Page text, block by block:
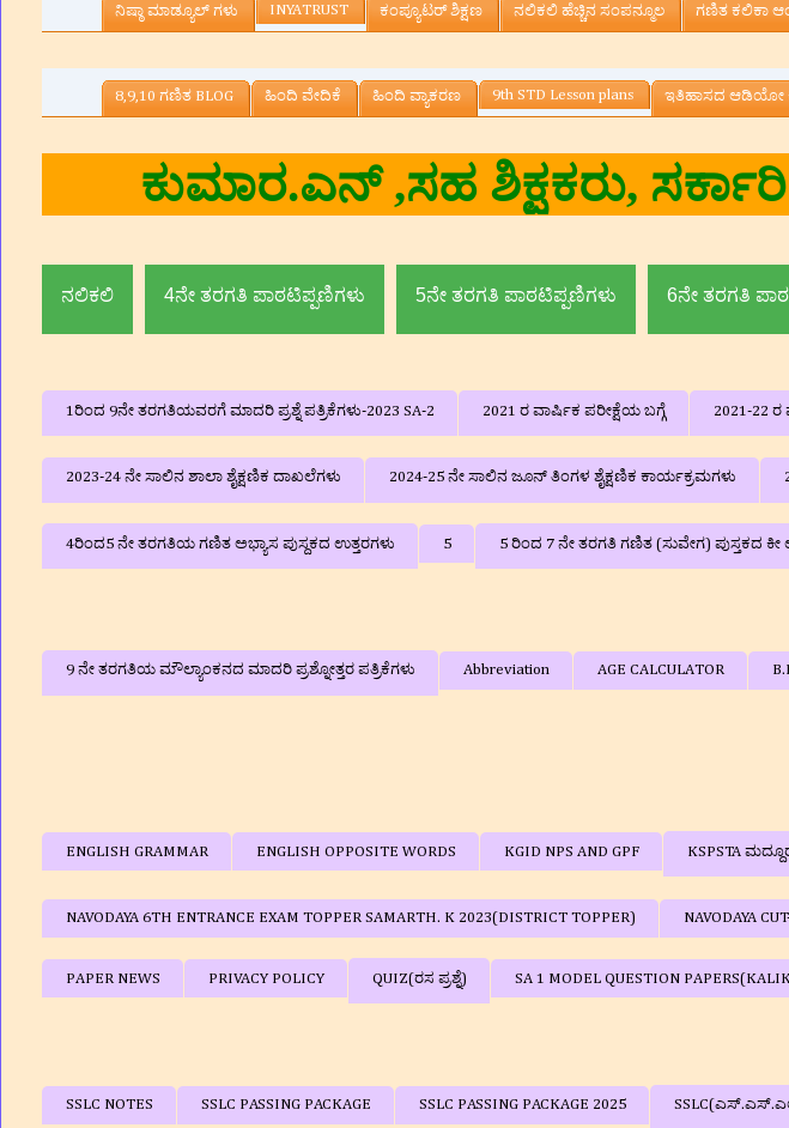
ನಿಷ್ಠಾ ಮಾಡ್ಯೂಲ್ ಗಳು INYATRUST ಕಂಪ್ಯೂಟರ್‌ ಶಿಕ್ಷಣ ನಲಿಕಲಿ ಹೆಚ್ಚಿನ ಸಂಪನ್ಮೂಲ ಗಣಿತ ಕಲಿಕಾ
8,9,10 ಗಣಿತ BLOG ಹಿಂದಿ ವೇದಿಕೆ ಹಿಂದಿ ವ್ಯಾಕರಣ 9th STD Lesson plans ಇತಿಹಾಸದ ಆಡಿಯೋ
ನಲಿಕಲಿ 4ನೇ ತರಗತಿ ಪಾಠಟಿಪ್ಪಣಿಗಳು 5ನೇ ತರಗತಿ ಪಾಠಟಿಪ್ಪಣಿಗಳು 6ನೇ ತರಗತಿ
1ರಿಂದ 9ನೇ ತರಗತಿಯವರಗೆ ಮಾದರಿ ಪ್ರಶ್ನೆ ಪತ್ರಿಕೆಗಳು-2023 SA-2 2021 ರ ವಾರ್ಷಿಕ ಪರೀಕ್ಷೆಯ ಬಗ್ಗೆ 2021-22
2023-24 ನೇ ಸಾಲಿನ ಶಾಲಾ ಶೈಕ್ಷಣಿಕ ದಾಖಲೆಗಳು 2024-25 ನೇ ಸಾಲಿನ ಜೂನ್‌ ತಿಂಗಳ ಶೈಕ್ಷಣಿಕ ಕಾರ್ಯಕ್ರಮಗಳು
4ರಿಂದ5 ನೇ ತರಗತಿಯ ಗಣಿತ ಅಭ್ಯಾಸ ಪುಸ್ದಕದ ಉತ್ತರಗಳು 5 5 ರಿಂದ 7 ನೇ ತರಗತಿ ಗಣಿತ (ಸುವೇಗ) ಪುಸ್ತಕದ ಕೀ
9 ನೇ ತರಗತಿಯ ಮೌಲ್ಯಾಂಕನದ ಮಾದರಿ ಪ್ರಶ್ನೋತ್ತರ ಪತ್ರಿಕೆಗಳು Abbreviation AGE CALCULATOR
ENGLISH GRAMMAR ENGLISH OPPOSITE WORDS KGID NPS AND GPF KSPSTA
NAVODAYA 6TH ENTRANCE EXAM TOPPER SAMARTH. K 2023(DISTRICT TOPPER) NAVODAYA
PAPER NEWS PRIVACY POLICY QUIZ(ರಸ ಪ್ರಶ್ನೆ) SA 1 MODEL QUESTION
SSLC NOTES SSLC PASSING PACKAGE SSLC PASSING PACKAGE 2025